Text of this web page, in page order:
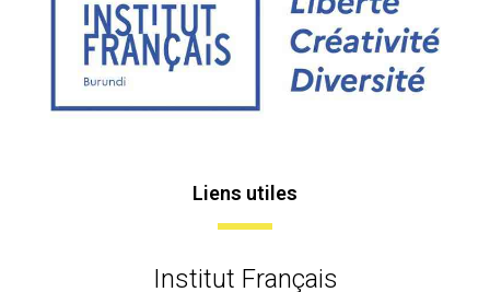
Liens utiles
Institut Français